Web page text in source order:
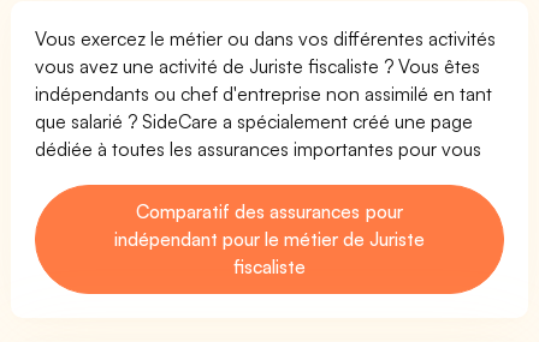
Vous exercez le métier ou dans vos différentes activités
vous avez une activité de Juriste fiscaliste ? Vous êtes
indépendants ou chef d'entreprise non assimilé en tant
que salarié ? SideCare a spécialement créé une page
dédiée à toutes les assurances importantes pour vous
Comparatif des assurances pour
indépendant pour le métier de Juriste
fiscaliste